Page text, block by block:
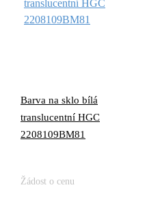
Barva na sklo bílá
translucentní HGC
2208109BM81
Žádost o cenu